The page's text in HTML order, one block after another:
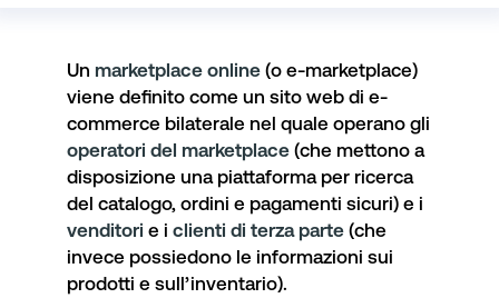
Un marketplace online (o e-marketplace)
viene definito come un sito web di e-
commerce bilaterale nel quale operano gli
operatori del marketplace (che mettono a
disposizione una piattaforma per ricerca
del catalogo, ordini e pagamenti sicuri) e i
venditori e i clienti di terza parte (che
invece possiedono le informazioni sui
prodotti e sull’inventario).